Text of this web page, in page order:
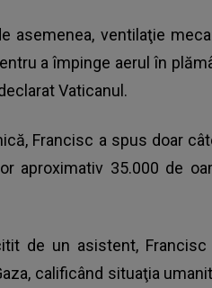
asemenea, ventilaţie
a împinge aerul în
Vaticanul.
Francisc a spus doar
aproximativ 35.000 de
de un asistent,
calificând situaţia